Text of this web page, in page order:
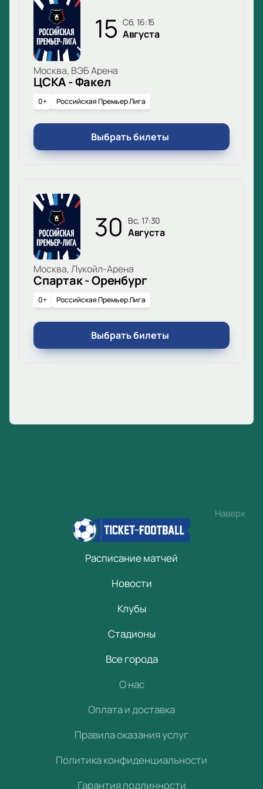
играет ваш любимый клуб, сравните цены билетов
и выберите лучшие места прямо сейчас! Купите
билеты без очередей — оформляйте заказ онлайн
или по телефону.
15 сб, 16:15
Августа
Москва, ВЭБ Арена
ЦСКА - Факел
0+ Российская Премьер Лига
Выбрать билеты
30 вс, 17:30
Августа
Москва, Лукойл-Арена
Спартак - Оренбург
0+ Российская Премьер Лига
Выбрать билеты
Наверх
Расписание матчей
Новости
Клубы
Стадионы
Все города
О нас
Оплата и доставка
Правила оказания услуг
Политика конфиденциальности
Гарантия подлинности